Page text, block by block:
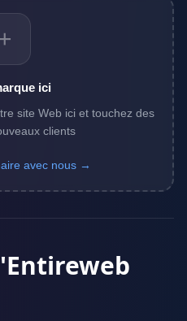
ici
site Web ici et touchez des
clients
avec nous →